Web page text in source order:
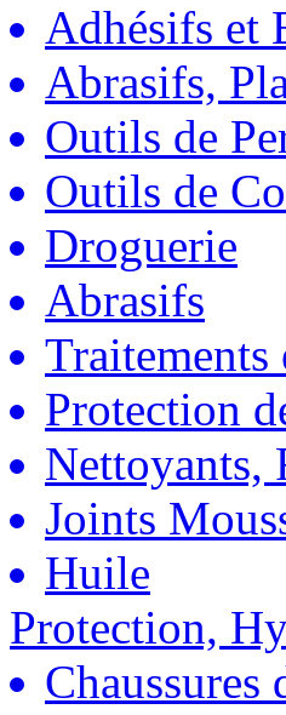
Adhésifs et
Abrasifs,
Outils de
Outils de
Droguerie
Abrasifs
Traitements
Protection
Nettoyants,
Joints
Huile
Protection,
Chaussures